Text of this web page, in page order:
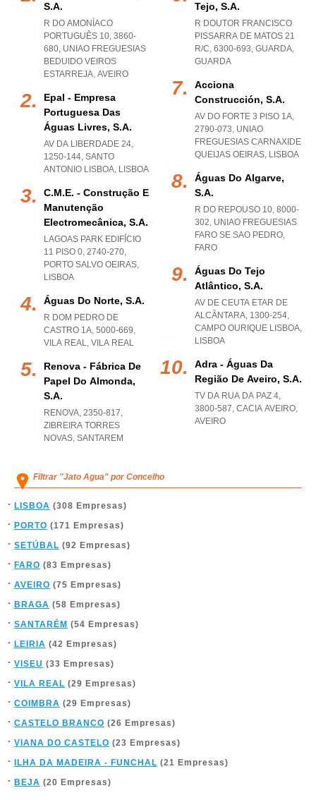
S.a.
R DO AMONÍACO
PORTUGUÊS 10, 3860-
680, UNIAO FREGUESIAS
BEDUIDO VEIROS
ESTARREJA, AVEIRO
Epal - Empresa
Portuguesa Das
Águas Livres, S.a.
AV DA LIBERDADE 24,
1250-144, SANTO
ANTONIO LISBOA, LISBOA
C.m.e. - Construção E
Manutenção
Electromecânica, S.a.
LAGOAS PARK EDIFÍCIO
11 PISO 0, 2740-270,
PORTO SALVO OEIRAS,
LISBOA
Águas Do Norte, S.a.
R DOM PEDRO DE
CASTRO 1A, 5000-669,
VILA REAL, VILA REAL
Renova - Fábrica De
Papel Do Almonda,
S.a.
RENOVA, 2350-817,
ZIBREIRA TORRES
NOVAS, SANTAREM
Tejo, S.a.
R DOUTOR FRANCISCO
PISSARRA DE MATOS 21
R/C, 6300-693, GUARDA,
GUARDA
Acciona
Construcción, S.a.
AV DO FORTE 3 PISO 1A,
2790-073, UNIAO
FREGUESIAS CARNAXIDE
QUEIJAS OEIRAS, LISBOA
Águas Do Algarve,
S.a.
R DO REPOUSO 10, 8000-
302, UNIAO FREGUESIAS
FARO SE SAO PEDRO,
FARO
Águas Do Tejo
Atlântico, S.a.
AV DE CEUTA ETAR DE
ALCÂNTARA, 1300-254,
CAMPO OURIQUE LISBOA,
LISBOA
Adra - Águas Da
Região De Aveiro, S.a.
TV DA RUA DA PAZ 4,
3800-587, CACIA AVEIRO,
AVEIRO
Filtrar "Jato Agua" por Concelho
LISBOA (308 Empresas)
PORTO (171 Empresas)
SETÚBAL (92 Empresas)
FARO (83 Empresas)
AVEIRO (75 Empresas)
BRAGA (58 Empresas)
SANTARÉM (54 Empresas)
LEIRIA (42 Empresas)
VISEU (33 Empresas)
VILA REAL (29 Empresas)
COIMBRA (29 Empresas)
CASTELO BRANCO (26 Empresas)
VIANA DO CASTELO (23 Empresas)
ILHA DA MADEIRA - FUNCHAL (21 Empresas)
BEJA (20 Empresas)